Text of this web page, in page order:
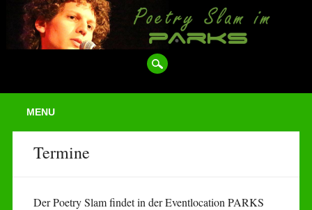
Main menu
content
MENU
Termine
Der Poetry Slam findet in der Eventlocation PARKS